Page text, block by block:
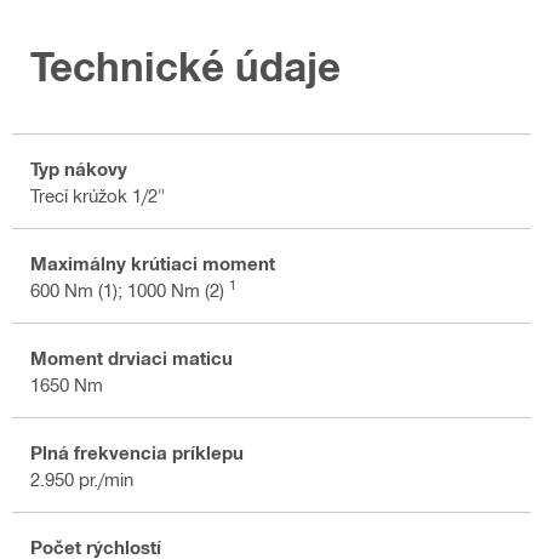
Technické údaje
Typ nákovy
Trecí krúžok 1/2"
Maximálny krútiaci moment
600 Nm (1); 1000 Nm (2) 1
Moment drviaci maticu
1650 Nm
Plná frekvencia príklepu
2.950 pr./min
Počet rýchlostí